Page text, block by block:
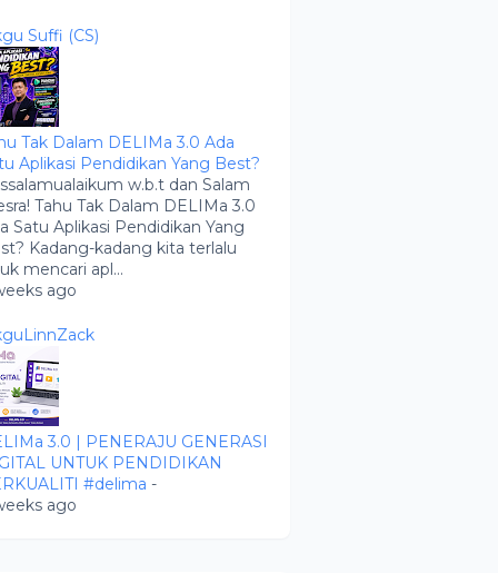
Suffi (CS)
Tak Dalam DELIMa 3.0 Ada
Aplikasi Pendidikan Yang Best?
w.b.t dan Salam
Tahu Tak Dalam DELIMa 3.0
Satu Aplikasi Pendidikan Yang
Kadang-kadang kita terlalu
mencari apl...
ago
3.0 | PENERAJU GENERASI
UNTUK PENDIDIKAN
#delima -
ago